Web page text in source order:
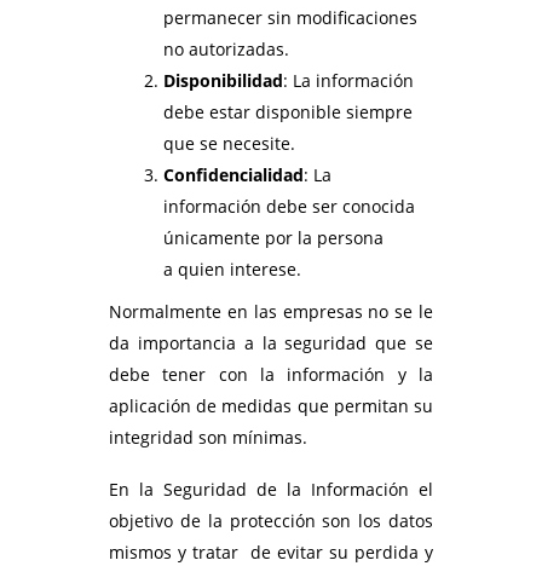
permanecer sin modificaciones
no autorizadas.
Disponibilidad: La información
debe estar disponible siempre
que se necesite.
Confidencialidad: La
información debe ser conocida
únicamente por la persona
a quien interese.
Normalmente en las empresas no se le
da importancia a la seguridad que se
debe tener con la información y la
aplicación de medidas que permitan su
integridad son mínimas.
En la Seguridad de la Información el
objetivo de la protección son los datos
mismos y tratar de evitar su perdida y